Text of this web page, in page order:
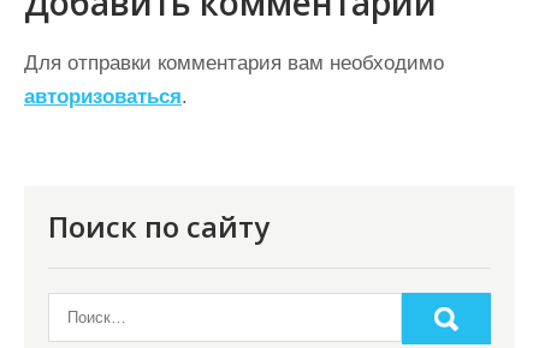
а
ц
и
Для отправки комментария вам необходимо
авторизоваться.
Поиск по сайту